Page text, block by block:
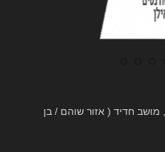
מחסן ראשי: הסביון 20 , מושב חדיד ( אזור שוהם / בן